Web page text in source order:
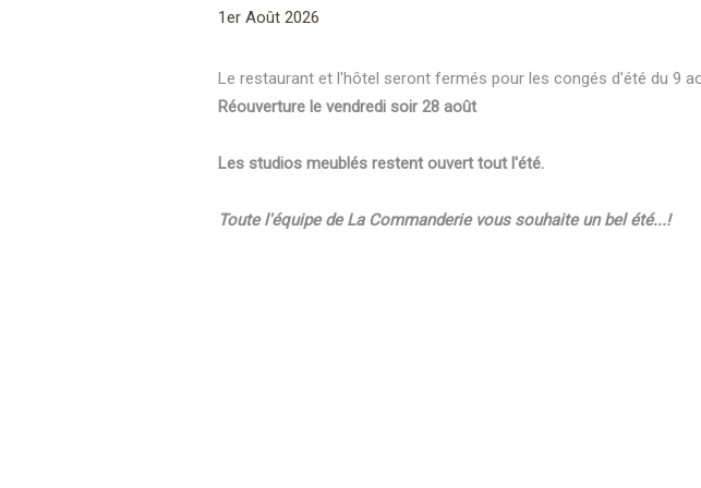
1er Août 2026
Le restaurant et l'hôtel seront fermés pour les congés d'été du 9
Réouverture le vendredi soir 28 août
Les studios meublés restent ouvert tout l'été.
Toute l'équipe de La Commanderie vous souhaite un bel été...!